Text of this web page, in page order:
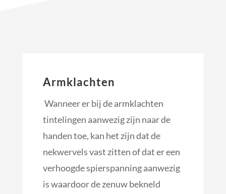
Armklachten
Wanneer er bij de armklachten
tintelingen aanwezig zijn naar de
handen toe, kan het zijn dat de
nekwervels vast zitten of dat er een
verhoogde spierspanning aanwezig
is waardoor de zenuw bekneld